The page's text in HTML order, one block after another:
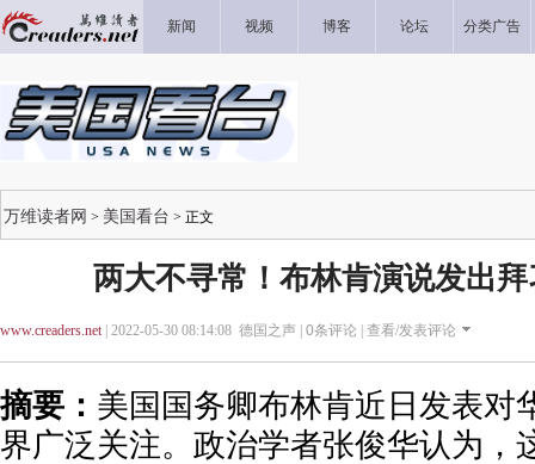
新闻 视频 博客 论坛 分类广告
万维读者网 > 美国看台 > 正文
两大不寻常！布林肯演说发出
www.creaders.net| 2022-05-30 08:14:08 德国之声 | 0条评论 | 查看/发表评论
摘要： 美国国务卿布林肯近日发表对
界广泛关注。政治学者张俊华认为，